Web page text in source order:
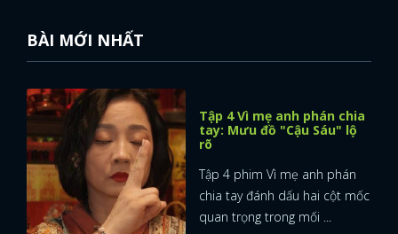
BÀI MỚI NHẤT
Tập 4 Vì mẹ anh phán chia
tay: Mưu đồ "Cậu Sáu" lộ
rõ
Tập 4 phim Vì mẹ anh phán
chia tay đánh dấu hai cột mốc
quan trọng trong mối ...